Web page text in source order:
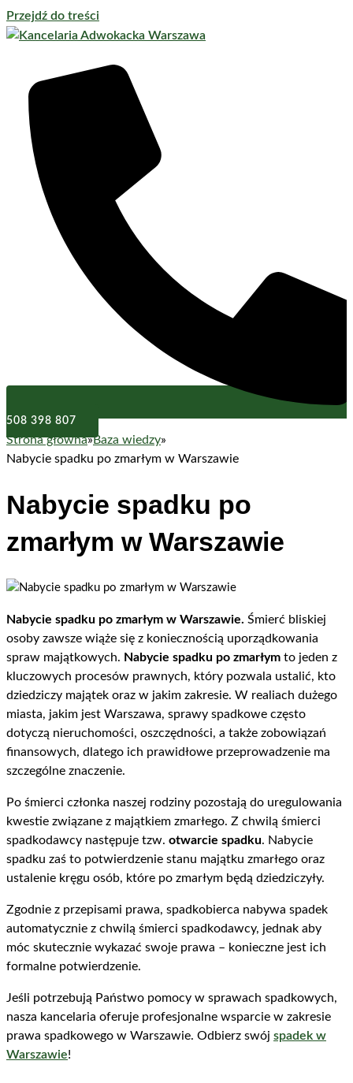
Przejdź do treści
508 398 807
Strona główna»Baza wiedzy»
Nabycie spadku po zmarłym w Warszawie
Nabycie spadku po
zmarłym w Warszawie
Nabycie spadku po zmarłym w Warszawie. Śmierć bliskiej
osoby zawsze wiąże się z koniecznością uporządkowania
spraw majątkowych. Nabycie spadku po zmarłym to jeden z
kluczowych procesów prawnych, który pozwala ustalić, kto
dziedziczy majątek oraz w jakim zakresie. W realiach dużego
miasta, jakim jest Warszawa, sprawy spadkowe często
dotyczą nieruchomości, oszczędności, a także zobowiązań
finansowych, dlatego ich prawidłowe przeprowadzenie ma
szczególne znaczenie.
Po śmierci członka naszej rodziny pozostają do uregulowania
kwestie związane z majątkiem zmarłego. Z chwilą śmierci
spadkodawcy następuje tzw. otwarcie spadku. Nabycie
spadku zaś to potwierdzenie stanu majątku zmarłego oraz
ustalenie kręgu osób, które po zmarłym będą dziedziczyły.
Zgodnie z przepisami prawa, spadkobierca nabywa spadek
automatycznie z chwilą śmierci spadkodawcy, jednak aby
móc skutecznie wykazać swoje prawa – konieczne jest ich
formalne potwierdzenie.
Jeśli potrzebują Państwo pomocy w sprawach spadkowych,
nasza kancelaria oferuje profesjonalne wsparcie w zakresie
prawa spadkowego w Warszawie. Odbierz swój spadek w
Warszawie!